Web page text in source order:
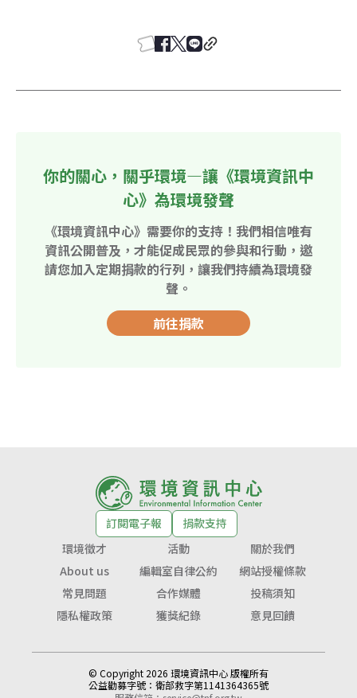
你的關心，關乎環境—讓《環境資訊中
心》為環境發聲
《環境資訊中心》需要你的支持！我們相信唯有
資訊公開普及，才能促成民眾的參與和行動，邀
請您加入定期捐款的行列，讓我們持續為環境發
聲。
前往捐款
訂閱電子報
捐款支持
環境徵才
活動
關於我們
About us
編輯室自律公約
網站授權條款
常見問題
合作媒體
投稿須知
隱私權政策
獲獎紀錄 意見回饋
© Copyright 2026 環境資訊中心 版權所有
公益勸募字號： 衛部救字第1141364365號